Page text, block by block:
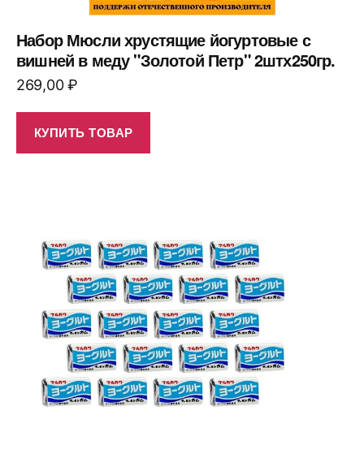
Набор Мюсли хрустящие йогуртовые с
вишней в меду "Золотой Петр" 2штх250гр.
269,00₽
КУПИТЬ ТОВАР